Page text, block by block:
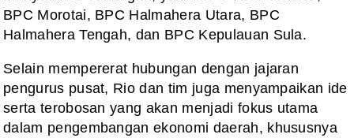
BPC Morotai, BPC Halmahera Utara, BPC
Halmahera Tengah, dan BPC Kepulauan Sula.
Selain mempererat hubungan dengan jajaran
pengurus pusat, Rio dan tim juga menyampaikan ide
serta terobosan yang akan menjadi fokus utama
dalam pengembangan ekonomi daerah, khususnya